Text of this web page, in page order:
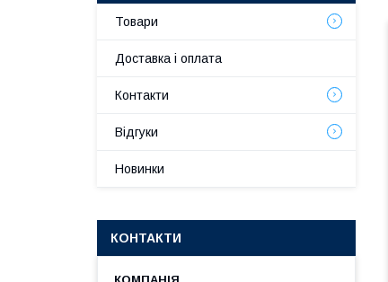
Товари
Доставка і оплата
Контакти
Відгуки
Новинки
КОНТАКТИ